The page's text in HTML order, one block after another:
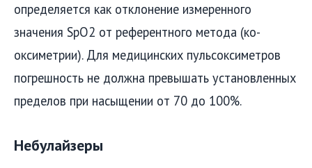
определяется как отклонение измеренного
значения SpO2 от референтного метода (ко-
оксиметрии). Для медицинских пульсоксиметров
погрешность не должна превышать установленных
пределов при насыщении от 70 до 100%.
Небулайзеры